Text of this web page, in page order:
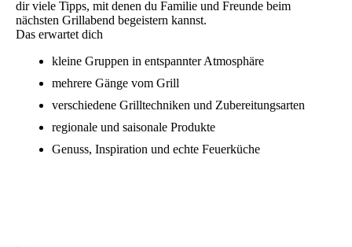
dir viele Tipps, mit denen du Familie und Freunde beim
nächsten Grillabend begeistern kannst.
Das erwartet dich
kleine Gruppen in entspannter Atmosphäre
mehrere Gänge vom Grill
verschiedene Grilltechniken und Zubereitungsarten
regionale und saisonale Produkte
Genuss, Inspiration und echte Feuerküche